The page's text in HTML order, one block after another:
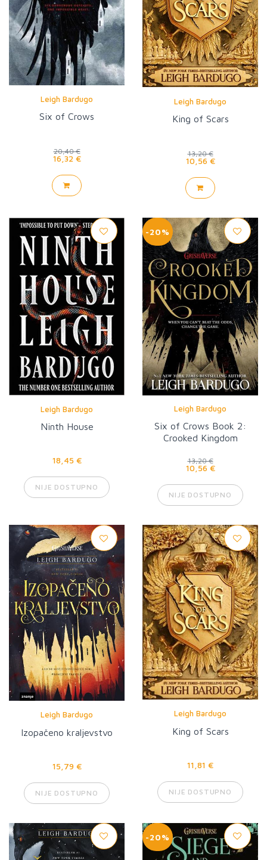
Leigh Bardugo
Six of Crows
20,40 €
16,32 €
Leigh Bardugo
King of Scars
13,20 €
10,56 €
Leigh Bardugo
Ninth House
18,45 €
NIJE DOSTUPNO
-20%
Leigh Bardugo
Six of Crows Book 2:
Crooked Kingdom
13,20 €
10,56 €
NIJE DOSTUPNO
Leigh Bardugo
Izopačeno kraljevstvo
15,79 €
NIJE DOSTUPNO
Leigh Bardugo
King of Scars
11,81 €
NIJE DOSTUPNO
-20%